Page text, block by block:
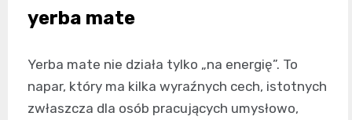
yerba mate
Yerba mate nie działa tylko „na energię”. To
napar, który ma kilka wyraźnych cech, istotnych
zwłaszcza dla osób pracujących umysłowo,